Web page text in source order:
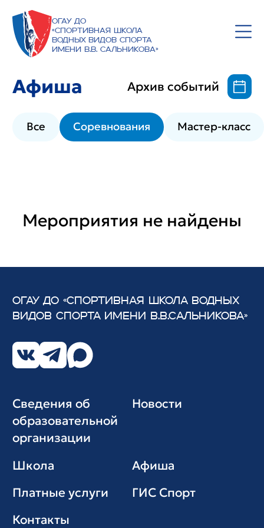
ОГАУ ДО
«Спортивная школа
водных видов спорта
имени В.В. Сальникова»
Афиша Архив событий
Все Соревнования Мастер-класс
Мероприятия не найдены
ОГАУ ДО «СПОРТИВНАЯ ШКОЛА ВОДНЫХ
ВИДОВ СПОРТА ИМЕНИ В.В.САЛЬНИКОВА»
Сведения об
образовательной
организации
Новости
Школа
Афиша
Платные услуги
ГИС Cпорт
Контакты